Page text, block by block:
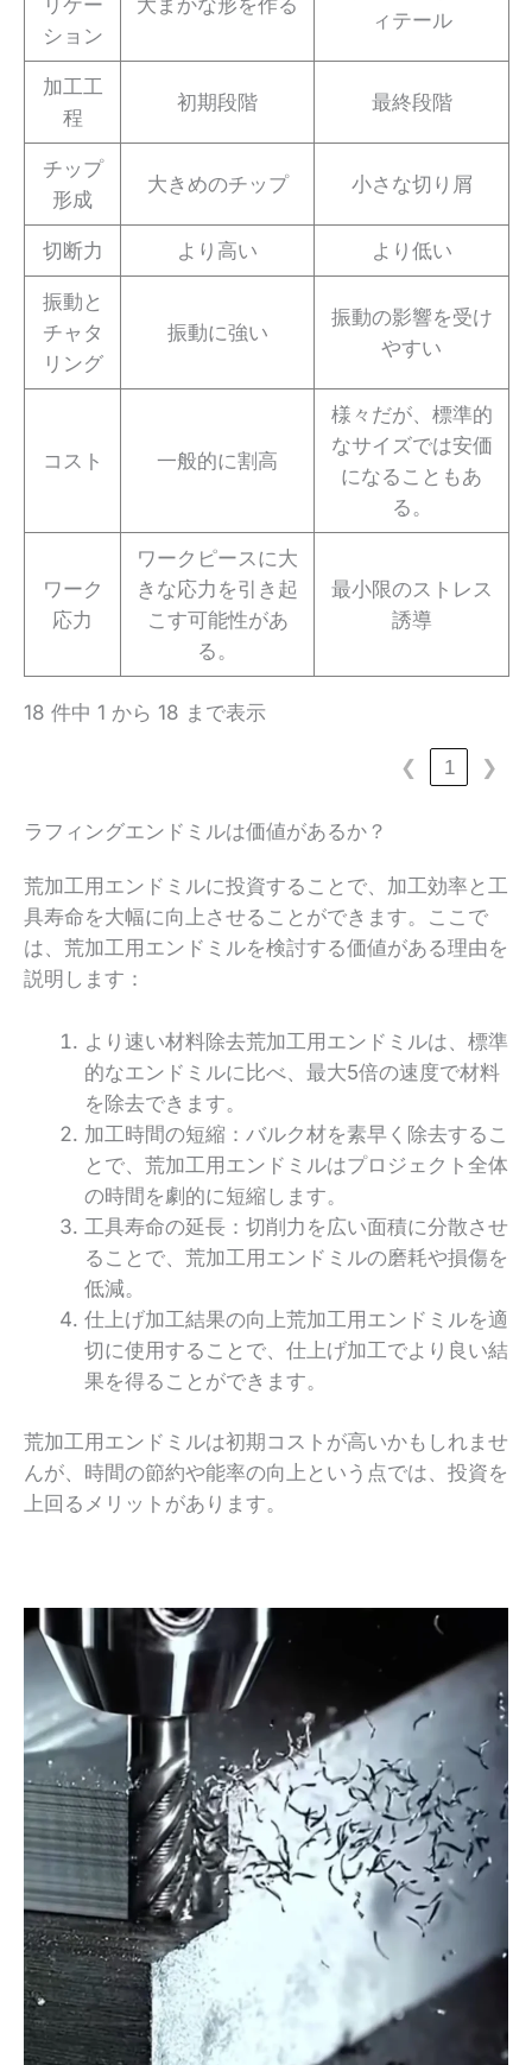
リケー
ション
大まかな形を作る
ィテール
加工工
程
初期段階 最終段階
チップ
形成
大きめのチップ 小さな切り屑
切断力 より高い より低い
振動と
チャタ
リング
振動に強い
振動の影響を受け
やすい
コスト 一般的に割高
様々だが、標準的
なサイズでは安価
になることもあ
る。
ワーク
応力
ワークピースに大
きな応力を引き起
こす可能性があ
る。
最小限のストレス
誘導
18 件中 1 から 18 まで表示
❮ 1 ❯
ラフィングエンドミルは価値があるか？
荒加工用エンドミルに投資することで、加工効率と工
具寿命を大幅に向上させることができます。ここで
は、荒加工用エンドミルを検討する価値がある理由を
説明します：
より速い材料除去荒加工用エンドミルは、標準
的なエンドミルに比べ、最大5倍の速度で材料
を除去できます。
加工時間の短縮：バルク材を素早く除去するこ
とで、荒加工用エンドミルはプロジェクト全体
の時間を劇的に短縮します。
工具寿命の延長：切削力を広い面積に分散させ
ることで、荒加工用エンドミルの磨耗や損傷を
低減。
仕上げ加工結果の向上荒加工用エンドミルを適
切に使用することで、仕上げ加工でより良い結
果を得ることができます。
荒加工用エンドミルは初期コストが高いかもしれませ
んが、時間の節約や能率の向上という点では、投資を
上回るメリットがあります。